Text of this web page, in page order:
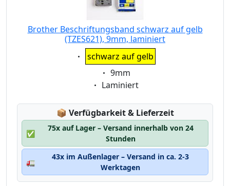
Brother Beschriftungsband schwarz auf gelb
(TZES621), 9mm, laminiert
Eigenschaft:
schwarz auf gelb
Eigenschaft:
9mm
Eigenschaft:
Laminiert
📦 Lagerstatus:
Verfügbarkeit & Lieferzeit
✅
75x auf Lager – Versand innerhalb von 24
Stunden
🚛
43x im Außenlager – Versand in ca. 2-3
Werktagen